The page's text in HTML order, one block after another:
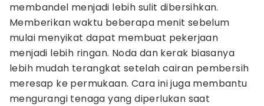
membandel menjadi lebih sulit dibersihkan.
Memberikan waktu beberapa menit sebelum
mulai menyikat dapat membuat pekerjaan
menjadi lebih ringan. Noda dan kerak biasanya
lebih mudah terangkat setelah cairan pembersih
meresap ke permukaan. Cara ini juga membantu
mengurangi tenaga yang diperlukan saat